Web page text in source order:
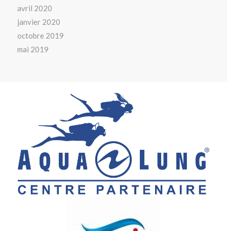
avril 2020
janvier 2020
octobre 2019
mai 2019